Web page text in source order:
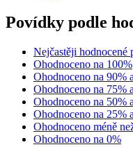
Povídky podle
Nejčastěji hodnocené
Ohodnoceno na 100%
Ohodnoceno na 90%
Ohodnoceno na 75%
Ohodnoceno na 50%
Ohodnoceno na 25%
Ohodnoceno méně
Ohodnoceno na 0%